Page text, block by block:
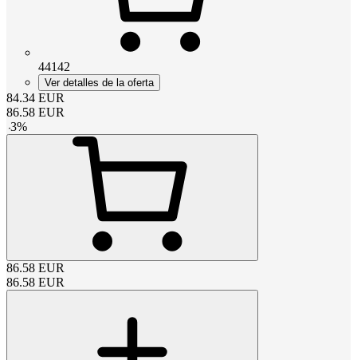
44142
Ver detalles de la oferta
84.34 EUR
86.58 EUR
-3%
86.58 EUR
86.58 EUR